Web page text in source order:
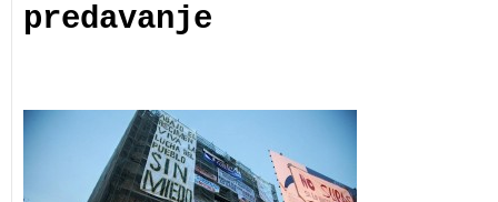
predavanje